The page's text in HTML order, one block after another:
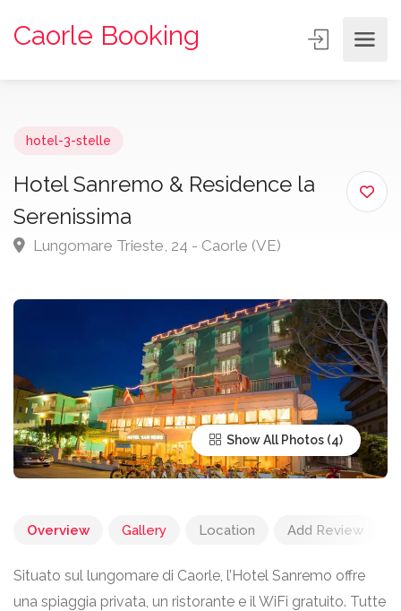
Caorle Booking
hotel-3-stelle
Hotel Sanremo & Residence la
Serenissima
Lungomare Trieste, 24 - Caorle (VE)
Show All Photos
Overview Gallery Location Add Review
Situato sul lungomare di Caorle, l’Hotel Sanremo offre
una spiaggia privata, un ristorante e il WiFi gratuito. Tutte